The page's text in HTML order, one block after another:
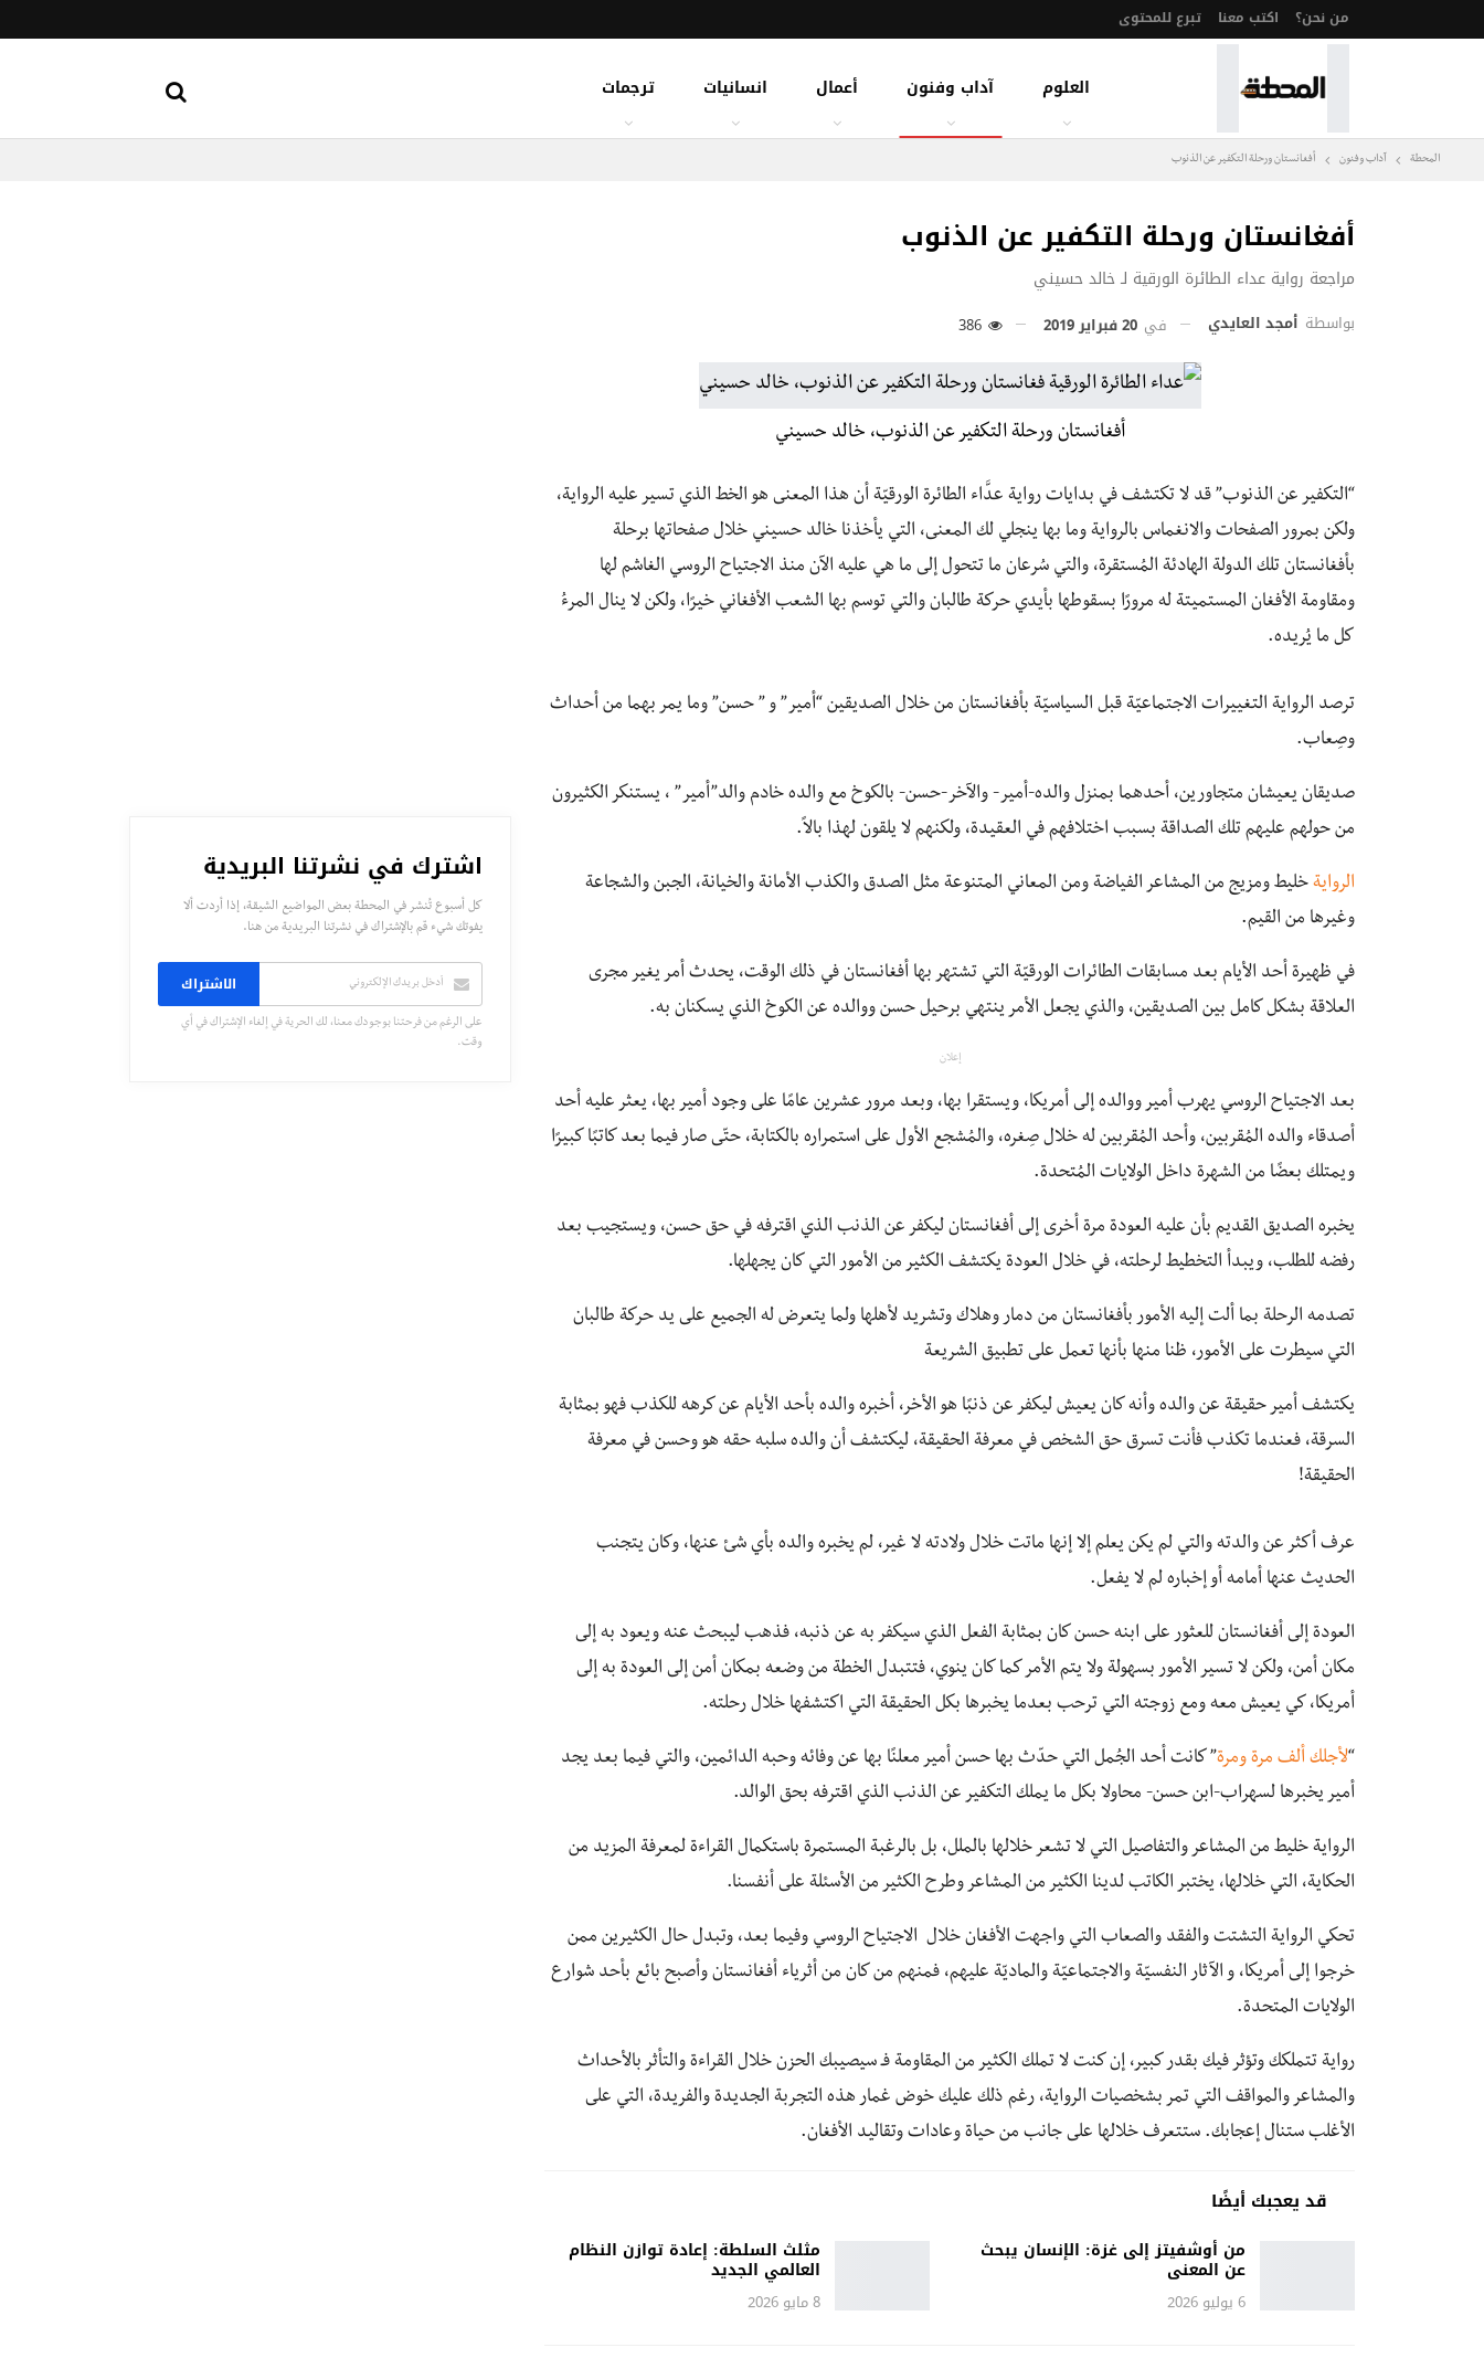
من نحن؟ اكتب معنا تبرع للمحتوى
العلوم آداب وفنون أعمال انسانيات ترجمات
المحطة آداب وفنون أفغانستان ورحلة التكفير عن الذنوب
أفغانستان ورحلة التكفير عن الذنوب
مراجعة رواية عداء الطائرة الورقية لـ خالد حسيني
بواسطة أمجد العايدي في 20 فبراير 2019
أفغانستان ورحلة التكفير عن الذنوب، خالد حسيني
“التكفير عن الذنوب” قد لا تكتشف في بدايات رواية عدَّاء الطائرة الورقيّة أن هذا المعنى هو الخط الذي تسير عليه الرواية،
ولكن بمرور الصفحات والانغماس بالرواية وما بها ينجلي لك المعنى، التي يأخذنا خالد حسيني خلال صفحاتها برحلة
بأفغانستان تلك الدولة الهادئة المُستقرة، والتي سُرعان ما تتحول إلى ما هي عليه الآن منذ الاجتياح الروسي الغاشم لها
ومقاومة الأفغان المستميتة له مرورًا بسقوطها بأيدي حركة طالبان والتي توسم بها الشعب الأفغاني خيرًا، ولكن لا ينال المرءُ
كل ما يُريده.
ترصد الرواية التغييرات الاجتماعيّة قبل السياسيّة بأفغانستان من خلال الصديقين “أمير” و ” حسن” وما يمر بهما من أحداث
وصِعاب.
صديقان يعيشان متجاورين، أحدهما بمنزل والده-أمير- والآخر-حسن- بالكوخ مع والده خادم والد”أمير” ، يستنكر الكثيرون
من حولهم عليهم تلك الصداقة بسبب اختلافهم في العقيدة، ولكنهم لا يلقون لهذا بالاً.
الرواية خليط ومزيج من المشاعر الفياضة ومن المعاني المتنوعة مثل الصدق والكذب الأمانة والخيانة، الجبن والشجاعة
وغيرها من القيم.
في ظهيرة أحد الأيام بعد مسابقات الطائرات الورقيّة التي تشتهر بها أفغانستان في ذلك الوقت، يحدث أمر يغير مجرى
العلاقة بشكل كامل بين الصديقين، والذي يجعل الأمر ينتهي برحيل حسن ووالده عن الكوخ الذي يسكنان به.
إعلان
بعد الاجتياح الروسي يهرب أمير ووالده إلى أمريكا، ويستقرا بها، وبعد مرور عشرين عامًا على وجود أمير بها، يعثر عليه أحد
أصدقاء والده المُقربين، وأحد المُقربين له خلال صِغره، والمُشجع الأول على استمراره بالكتابة، حتّى صار فيما بعد كاتبًا كبيرًا
ويمتلك بعضًا من الشهرة داخل الولايات المُتحدة.
يخبره الصديق القديم بأن عليه العودة مرة أخرى إلى أفغانستان ليكفر عن الذنب الذي اقترفه في حق حسن، ويستجيب بعد
رفضه للطلب، ويبدأ التخطيط لرحلته، في خلال العودة يكتشف الكثير من الأمور التي كان يجهلها.
تصدمه الرحلة بما ألت إليه الأمور بأفغانستان من دمار وهلاك وتشريد لأهلها ولما يتعرض له الجميع على يد حركة طالبان
التي سيطرت على الأمور، ظنا منها بأنها تعمل على تطبيق الشريعة
يكتشف أمير حقيقة عن والده وأنه كان يعيش ليكفر عن ذنبًا هو الأخر، أخبره والده بأحد الأيام عن كرهه للكذب فهو بمثابة
السرقة، فعندما تكذب فأنت تسرق حق الشخص في معرفة الحقيقة، ليكتشف أن والده سلبه حقه هو وحسن في معرفة
الحقيقة!
عرف أكثر عن والدته والتي لم يكن يعلم إلا إنها ماتت خلال ولادته لا غير، لم يخبره والده بأي شئ عنها، وكان يتجنب
الحديث عنها أمامه أو إخباره لم لا يفعل.
العودة إلى أفغانستان للعثور على ابنه حسن كان بمثابة الفعل الذي سيكفر به عن ذنبه، فذهب ليبحث عنه ويعود به إلى
مكان أمن، ولكن لا تسير الأمور بسهولة ولا يتم الأمر كما كان ينوي، فتتبدل الخطة من وضعه بمكان أمن إلى العودة به إلى
أمريكا، كي يعيش معه ومع زوجته التي ترحب بعدما يخبرها بكل الحقيقة التي اكتشفها خلال رحلته.
“لأجلك ألف مرة ومرة” كانت أحد الجُمل التي حدّث بها حسن أمير معلنًا بها عن وفائه وحبه الدائمين، والتي فيما بعد يجد
أمير يخبرها لسهراب-ابن حسن- محاولا بكل ما يملك التكفير عن الذنب الذي اقترفه بحق الوالد.
الرواية خليط من المشاعر والتفاصيل التي لا تشعر خلالها بالملل، بل بالرغبة المستمرة باستكمال القراءة لمعرفة المزيد من
الحكاية، التي خلالها، يختبر الكاتب لدينا الكثير من المشاعر وطرح الكثير من الأسئلة على أنفسنا.
تحكي الرواية التشتت والفقد والصعاب التي واجهت الأفغان خلال الاجتياح الروسي وفيما بعد، وتبدل حال الكثيرين ممن
خرجوا إلى أمريكا، و الآثار النفسيّة والاجتماعيّة والماديّة عليهم، فمنهم من كان من أثرياء أفغانستان وأصبح بائع بأحد شوارع
الولايات المتحدة.
رواية تتملكك وتؤثر فيك بقدر كبير، إن كنت لا تملك الكثير من المقاومة فـ سيصيبك الحزن خلال القراءة والتأثر بالأحداث
والمشاعر والمواقف التي تمر بشخصيات الرواية، رغم ذلك عليك خوض غمار هذه التجربة الجديدة والفريدة، التي على
الأغلب ستنال إعجابك. ستتعرف خلالها على جانب من حياة وعادات وتقاليد الأفغان.
قد يعجبك أيضًا
من أوشفيتز إلى غزة: الإنسان يبحث
عن المعنى
6 يوليو 2026
مثلث السلطة: إعادة توازن النظام
العالمي الجديد
8 مايو 2026
اشترك في نشرتنا البريدية
كل أسبوع تُنشر في المحطة بعض المواضيع الشيقة، إذا أردت ألا
يفوتك شيء قم بالإشتراك في نشرتنا البريدية من هنا.
الاشتراك
على الرغم من فرحتنا بوجودك معنا، لك الحرية في إلغاء الإشتراك في أي
وقت.